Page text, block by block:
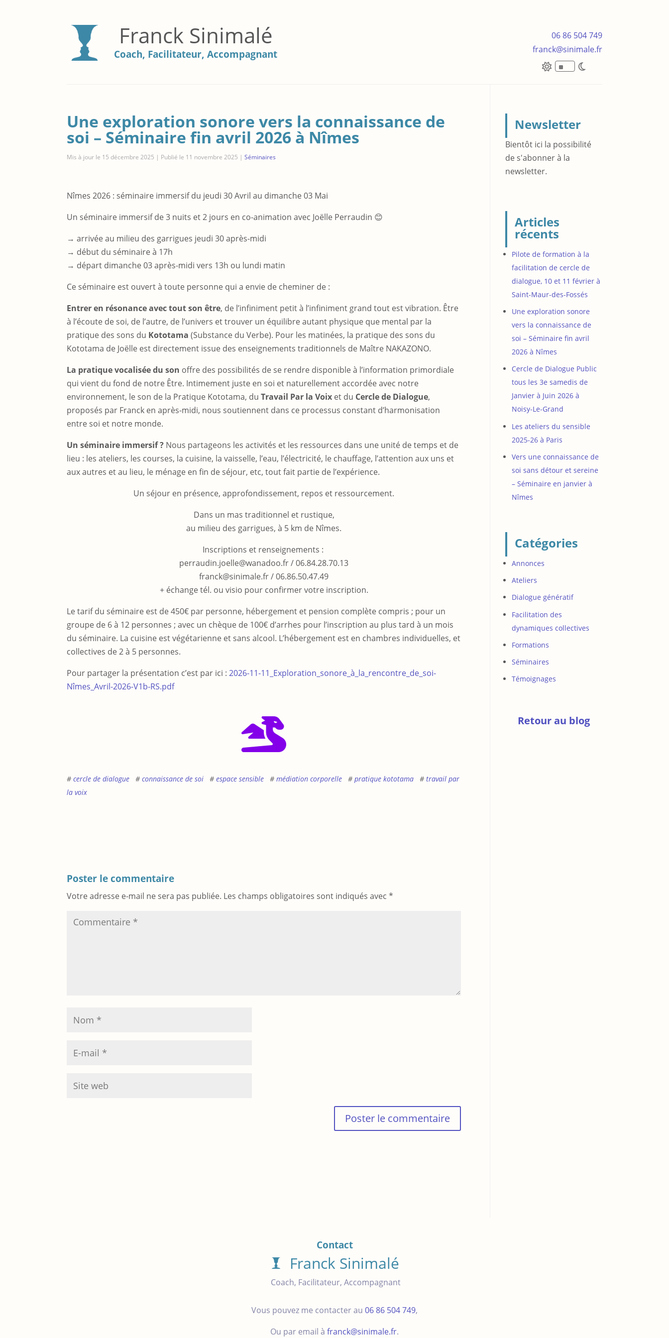
Franck Sinimalé
Coach, Facilitateur, Accompagnant
06 86 504 749
franck@sinimale.fr
^
Une exploration sonore vers la connaissance de
soi – Séminaire fin avril 2026 à Nîmes
Mis à jour le 15 décembre 2025 | Publié le 11 novembre 2025 |Séminaires
Nîmes 2026 : séminaire immersif du jeudi 30 Avril au dimanche 03 Mai
Un séminaire immersif de 3 nuits et 2 jours en co-animation avec Joëlle Perraudin 😊
→ arrivée au milieu des garrigues jeudi 30 après-midi
→ début du séminaire à 17h
→ départ dimanche 03 après-midi vers 13h ou lundi matin
Ce séminaire est ouvert à toute personne qui a envie de cheminer de :
Entrer en résonance avec tout son être, de l’infiniment petit à l’infiniment grand tout est vibration. Être
à l’écoute de soi, de l’autre, de l’univers et trouver un équilibre autant physique que mental par la
pratique des sons du Kototama (Substance du Verbe). Pour les matinées, la pratique des sons du
Kototama de Joëlle est directement issue des enseignements traditionnels de Maître NAKAZONO.
La pratique vocalisée du son offre des possibilités de se rendre disponible à l’information primordiale
qui vient du fond de notre Être. Intimement juste en soi et naturellement accordée avec notre
environnement, le son de la Pratique Kototama, duTravail Par la Voix et du Cercle de Dialogue,
proposés par Franck en après-midi, nous soutiennent dans ce processus constant d’harmonisation
entre soi et notre monde.
Un séminaire immersif ? Nous partageons les activités et les ressources dans une unité de temps et de
lieu : les ateliers, les courses, la cuisine, la vaisselle, l’eau, l’électricité, le chauffage, l’attention aux uns et
aux autres et au lieu, le ménage en fin de séjour, etc, tout fait partie de l’expérience.
Un séjour en présence, approfondissement, repos et ressourcement.
Dans un mas traditionnel et rustique,
au milieu des garrigues, à 5 km de Nîmes.
Inscriptions et renseignements :
perraudin.joelle@wanadoo.fr / 06.84.28.70.13
franck@sinimale.fr / 06.86.50.47.49
+ échange tél. ou visio pour confirmer votre inscription.
Le tarif du séminaire est de 450€ par personne, hébergement et pension complète compris ; pour un
groupe de 6 à 12 personnes ; avec un chèque de 100€ d’arrhes pour l’inscription au plus tard à un mois
du séminaire. La cuisine est végétarienne et sans alcool. L’hébergement est en chambres individuelles, et
collectives de 2 à 5 personnes.
Pour partager la présentation c’est par ici :2026-11-11_Exploration_sonore_à_la_rencontre_de_soi-
Nîmes_Avril-2026-V1b-RS.pdf
cercle de dialogue connaissance de soi espace sensible médiation corporelle pratique kototama
travail par
la voix
Poster le commentaire
Votre adresse e-mail ne sera pas publiée. Les champs obligatoires sont indiqués avec*
Newsletter
Bientôt ici la possibilité
de s'abonner à la
newsletter.
Articles
récents
Pilote de formation à la
facilitation de cercle de
dialogue, 10 et 11 février à
Saint-Maur-des-Fossés
Une exploration sonore
vers la connaissance de
soi – Séminaire fin avril
2026 à Nîmes
Cercle de Dialogue Public
tous les 3e samedis de
Janvier à Juin 2026 à
Noisy-Le-Grand
Les ateliers du sensible
2025-26 à Paris
Vers une connaissance de
soi sans détour et sereine
– Séminaire en janvier à
Nîmes
Catégories
Annonces
Ateliers
Dialogue génératif
Facilitation des
dynamiques collectives
Formations
Séminaires
Témoignages
Retour au blog
Contact
Franck Sinimalé
Coach, Facilitateur, Accompagnant
Vous pouvez me contacter au 06 86 504 749,
Ou par email à franck@sinimale.fr.